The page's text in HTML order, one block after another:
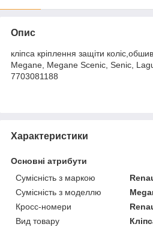
Опис
кліпса кріплення защіти
Megane, Megane Scenic, Senic,
7703081188
Характеристики
Основні атрибути
Сумісність з маркою
Сумісність з моделлю
Кросс-номери
Вид товару